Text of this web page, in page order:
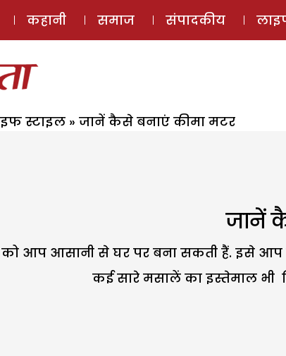
कहानी समाज संपादकीय
स्टाइल » जानें कैसे बनाएं कीमा मटर
जानें
आप आसानी से घर पर बना सकती हैं. इसे आप
कई सारे मसालें का इस्तेमाल भी